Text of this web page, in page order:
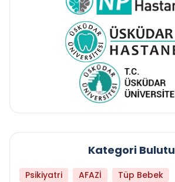
Kategori Bulutu
Psikiyatri AFAZİ
Tüp Bebek